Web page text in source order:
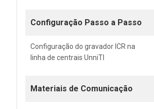
Configuração Passo a Passo
Configuração do gravador ICR na
linha de centrais UnniTI
Materiais de Comunicação